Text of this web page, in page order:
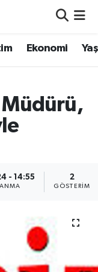
Ekonomi
Müdürü,
- 14:55 2
GÖSTERIM